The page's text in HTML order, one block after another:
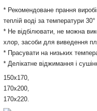
* Рекомендоване прання
теплій воді за температури
* Не відбілювати, не можна
хлор, засоби для виведення
* Прасувати на низьких
* Делікатне віджимання і
150х170,
170х200,
170х220.